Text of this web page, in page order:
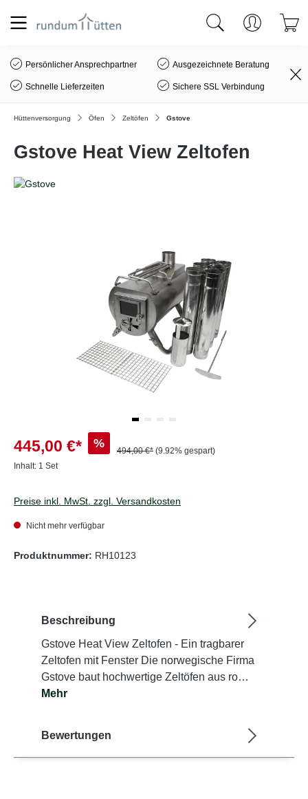
springen
Persönlicher Ansprechpartner Ausgezeichnete Beratung
Schnelle Lieferzeiten Sichere SSL Verbindung
Hüttenversorgung Öfen Zeltöfen Gstove
Gstove Heat View Zeltofen
445,00 €* %
494,00 €* (9.92% gespart)
Inhalt: 1 Set
Preise inkl. MwSt. zzgl. Versandkosten
Nicht mehr verfügbar
Produktnummer: RH10123
Beschreibung
Gstove Heat View Zeltofen - Ein tragbarer
Zeltofen mit Fenster Die norwegische Firma
Gstove baut hochwertige Zeltöfen aus ro…
Mehr
Bewertungen